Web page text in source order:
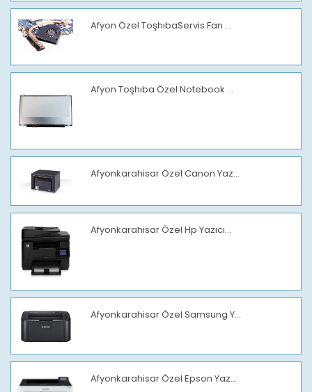
Afyon Özel ToşhıbaServis Fan ...
Afyon Toşhıba Özel Notebook ...
Afyonkarahisar Özel Canon Yaz...
Afyonkarahisar Özel Hp Yazıcı...
Afyonkarahisar Özel Samsung Y...
Afyonkarahisar Özel Epson Yaz...